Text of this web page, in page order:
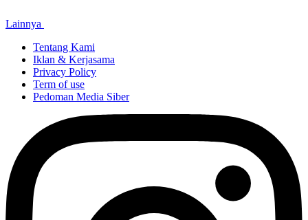
Lainnya
Tentang Kami
Iklan & Kerjasama
Privacy Policy
Term of use
Pedoman Media Siber